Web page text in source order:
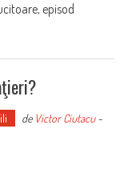
episod
de Victor Ciutacu-